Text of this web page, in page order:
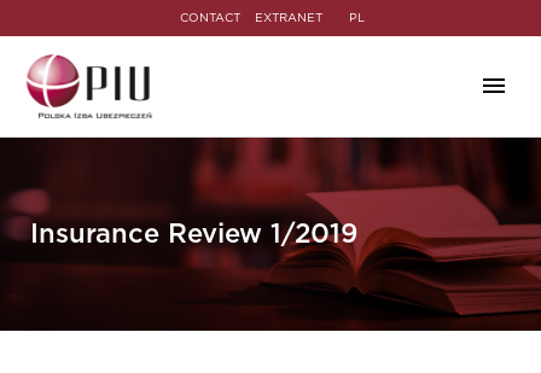
CONTACT EXTRANET PL
Insurance Review 1/2019